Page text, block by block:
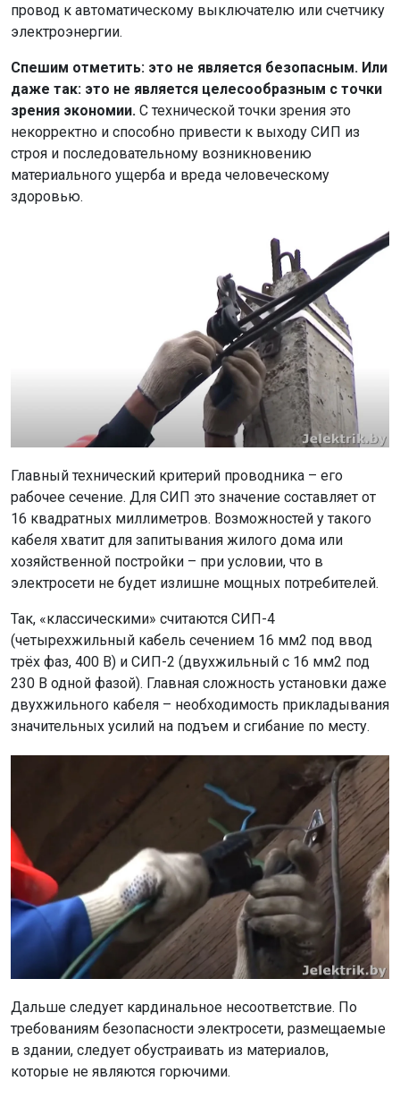
провод к автоматическому выключателю или счетчику
электроэнергии.
Спешим отметить: это не является безопасным. Или
даже так: это не является целесообразным с точки
зрения экономии. С технической точки зрения это
некорректно и способно привести к выходу СИП из
строя и последовательному возникновению
материального ущерба и вреда человеческому
здоровью.
Главный технический критерий проводника – его
рабочее сечение. Для СИП это значение составляет от
16 квадратных миллиметров. Возможностей у такого
кабеля хватит для запитывания жилого дома или
хозяйственной постройки – при условии, что в
электросети не будет излишне мощных потребителей.
Так, «классическими» считаются СИП-4
(четырехжильный кабель сечением 16 мм2 под ввод
трёх фаз, 400 В) и СИП-2 (двухжильный с 16 мм2 под
230 В одной фазой). Главная сложность установки даже
двухжильного кабеля – необходимость прикладывания
значительных усилий на подъем и сгибание по месту.
Дальше следует кардинальное несоответствие. По
требованиям безопасности электросети, размещаемые
в здании, следует обустраивать из материалов,
которые не являются горючими.